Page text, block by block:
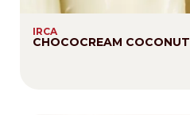
IRCA
CHOCOCREAM COCONUT